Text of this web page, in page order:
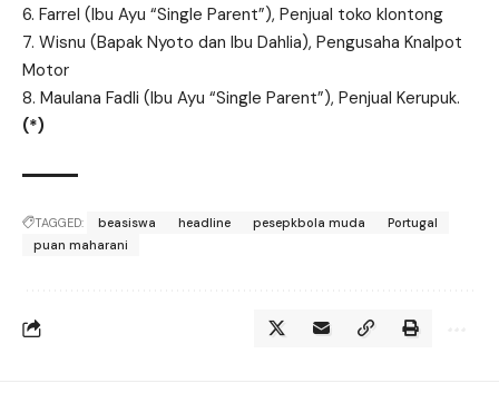
6. Farrel (Ibu Ayu “Single Parent”), Penjual toko klontong
7. Wisnu (Bapak Nyoto dan Ibu Dahlia), Pengusaha Knalpot
Motor
8. Maulana Fadli (Ibu Ayu “Single Parent”), Penjual Kerupuk.
(*)
TAGGED: beasiswa headline pesepkbola muda
Portugal
puan maharani